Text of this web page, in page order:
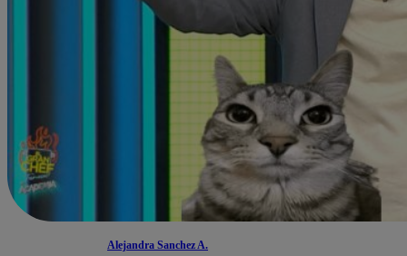
Alejandra Sanchez A.